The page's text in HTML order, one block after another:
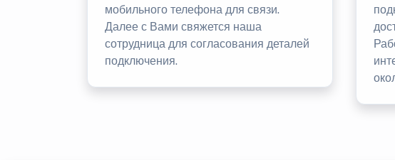
мобильного телефона для связи.
Далее с Вами свяжется наша
сотрудница для согласования деталей
подключения.